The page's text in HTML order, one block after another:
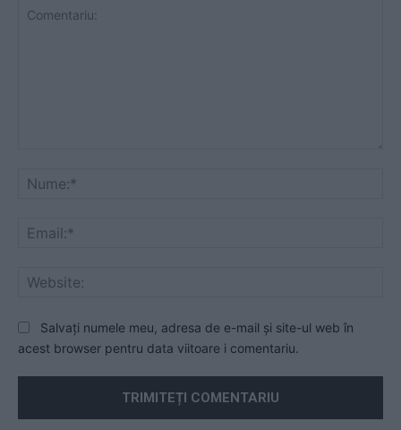
Salvați numele meu, adresa de e-mail și site-ul web în
acest browser pentru data viitoare i comentariu.